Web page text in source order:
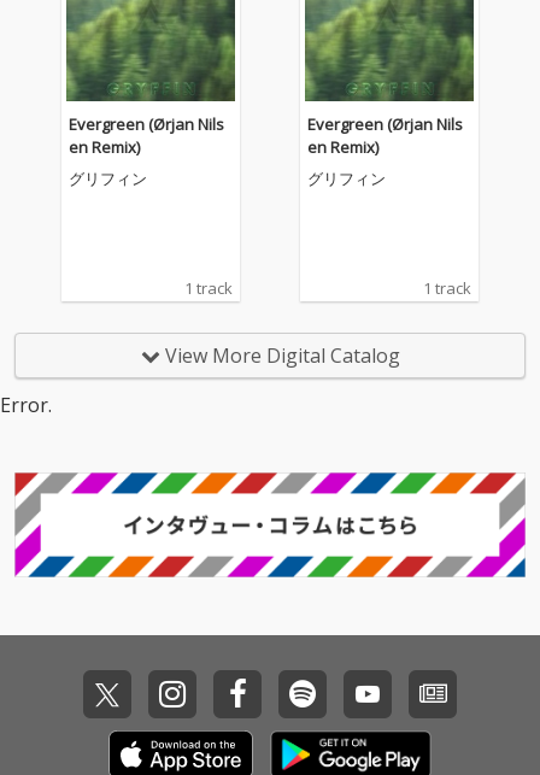
Evergreen (Ørjan Nils
en Remix)
グリフィン
1 track
Evergreen (Ørjan Nils
en Remix)
グリフィン
1 track
View More Digital Catalog
Error.